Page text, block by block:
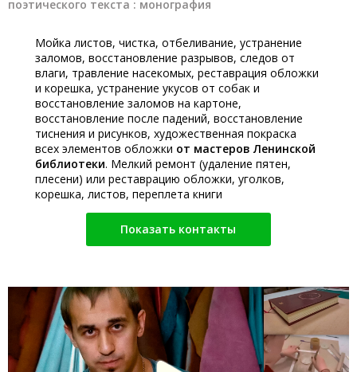
поэтического текста : монография
Мойка листов, чистка, отбеливание, устранение
заломов, восстановление разрывов, следов от
влаги, травление насекомых, реставрация обложки
и корешка, устранение укусов от собак и
восстановление заломов на картоне,
восстановление после падений, восстановление
тиснения и рисунков, художественная покраска
всех элементов обложки от мастеров Ленинской
библиотеки. Мелкий ремонт (удаление пятен,
плесени) или реставрацию обложки, уголков,
корешка, листов, переплета книги
Показать контакты